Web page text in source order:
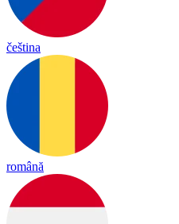
čeština
română